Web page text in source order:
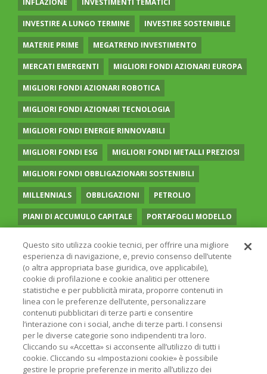
INFLAZIONE INVESTIMENTI TEMATICI
INVESTIRE A LUNGO TERMINE INVESTIRE SOSTENIBILE
MATERIE PRIME MEGATREND INVESTIMENTO
MERCATI EMERGENTI MIGLIORI FONDI AZIONARI EUROPA
MIGLIORI FONDI AZIONARI ROBOTICA
MIGLIORI FONDI AZIONARI TECNOLOGIA
MIGLIORI FONDI ENERGIE RINNOVABILI
MIGLIORI FONDI ESG MIGLIORI FONDI METALLI PREZIOSI
MIGLIORI FONDI OBBLIGAZIONARI SOSTENIBILI
MILLENNIALS OBBLIGAZIONI PETROLIO
PIANI DI ACCUMULO CAPITALE PORTAFOGLI MODELLO
RISPARMIO GESTITO SOCIAL MEDIA STILE VALUE
TASSI UGUAGLIANZA DI GENERE VOLATILITÀ
© 2026 ONLINE SIM - ONLINE SIM È UNA SOCIETÀ DEL
GRUPPO BANCARIOERSEL - P.IVA 12927410154
Questo sito utilizza cookie tecnici, per offrire una migliore
esperienza di navigazione, e, previo consenso dell’utente
(o altra appropriata base giuridica, ove applicabile),
cookie di profilazione e cookie analitici per ottenere
statistiche e per pubblicità mirata, proporre contenuti in
linea con le preferenze dell’utente, personalizzare
contenuti pubblicitari di terze parti e consentire
l’interazione con i social, anche di terze parti. I consensi
per le diverse categorie sono indipendenti tra loro.
Cliccando su «Accetta» si acconsente all’utilizzo di tutti i
cookie. Cliccando su «Impostazioni cookie» è possibile
gestire le proprie preferenze in merito all’utilizzo dei